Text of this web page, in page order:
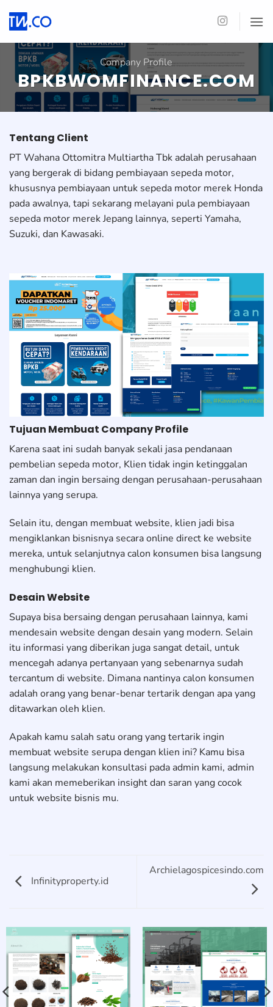
Company Profile
BPKBWOMFINANCE.COM
Tentang Client
PT Wahana Ottomitra Multiartha Tbk adalah perusahaan
yang bergerak di bidang pembiayaan sepeda motor,
khususnya pembiayaan untuk sepeda motor merek Honda
pada awalnya, tapi sekarang melayani pula pembiayaan
sepeda motor merek Jepang lainnya, seperti Yamaha,
Suzuki, dan Kawasaki.
Tujuan Membuat Company Profile
Karena saat ini sudah banyak sekali jasa pendanaan
pembelian sepeda motor, Klien tidak ingin ketinggalan
zaman dan ingin bersaing dengan perusahaan-perusahaan
lainnya yang serupa.
Selain itu, dengan membuat website, klien jadi bisa
mengiklankan bisnisnya secara online direct ke website
mereka, untuk selanjutnya calon konsumen bisa langsung
menghubungi klien.
Desain Website
Supaya bisa bersaing dengan perusahaan lainnya, kami
mendesain website dengan desain yang modern. Selain
itu informasi yang diberikan juga sangat detail, untuk
mencegah adanya pertanyaan yang sebenarnya sudah
tercantum di website. Dimana nantinya calon konsumen
adalah orang yang benar-benar tertarik dengan apa yang
ditawarkan oleh klien.
Apakah kamu salah satu orang yang tertarik ingin
membuat website serupa dengan klien ini? Kamu bisa
langsung melakukan konsultasi pada admin kami, admin
kami akan memeberikan insight dan saran yang cocok
untuk website bisnis mu.
Infinityproperty.id
Archielagospicesindo.com